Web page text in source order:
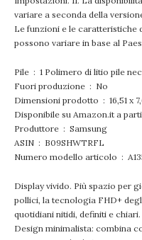
variare a seconda della
Le funzioni e le caratteristiche
possono variare in base al
Pile ‏ : ‎ 1 Polimero di litio pile
Fuori produzione ‏ : ‎ No
Dimensioni
Produttore ‏ : ‎ Samsung
ASIN ‏ : ‎ B09SHWTRFL
Numero modello articolo
Display vivido. Più spazio per
pollici, la tecnologia FHD+
quotidiani nitidi, definiti e chiari.
Design minimalista: combina